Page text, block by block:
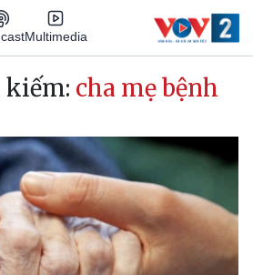
Multimedia
cha mẹ bệnh